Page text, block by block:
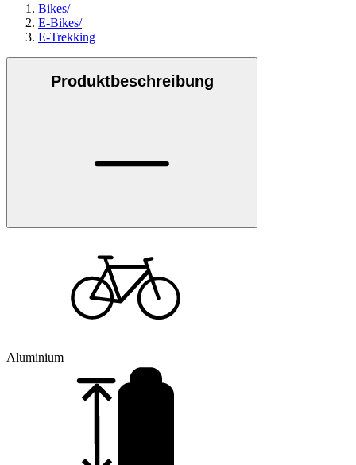
Bikes/
E-Bikes/
E-Trekking
Produktbeschreibung
Aluminium